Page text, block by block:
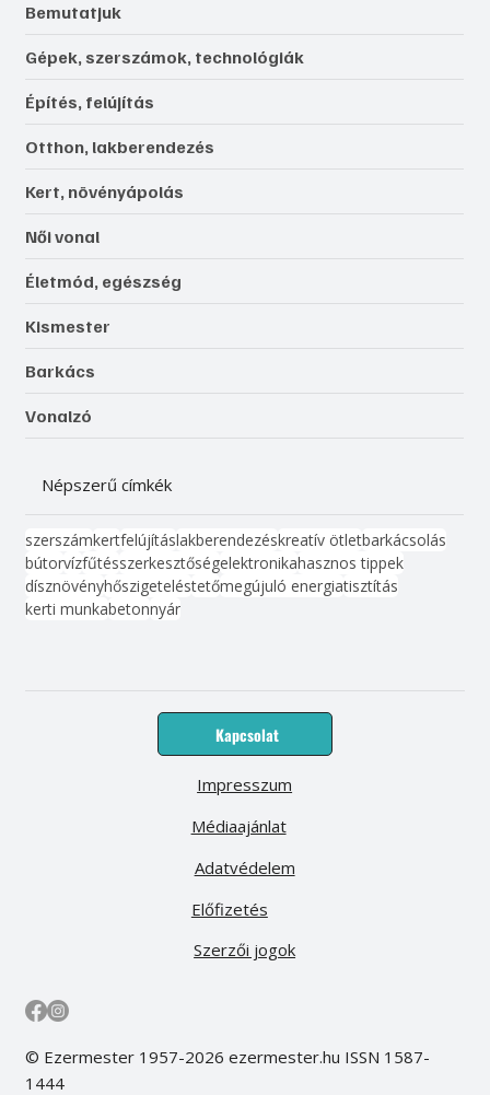
Bemutatjuk
Gépek, szerszámok, technológiák
Építés, felújítás
Otthon, lakberendezés
Kert, növényápolás
Női vonal
Életmód, egészség
Kismester
Barkács
Vonalzó
Népszerű címkék
szerszámkertfelújításlakberendezéskreatív ötletbarkácsolás
bútorvízfűtésszerkesztőségelektronikahasznos tippek
dísznövényhőszigeteléstetőmegújuló energiatisztítás
kerti munkabetonnyár
Kapcsolat
Médiaajánlat
Előfizetés
Impresszum
Adatvédelem
Szerzői jogok
© Ezermester 1957-2026 ezermester.hu ISSN 1587-
1444